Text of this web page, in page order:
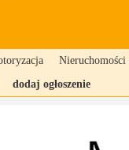
Nieruchomości
dodaj ogłoszenie